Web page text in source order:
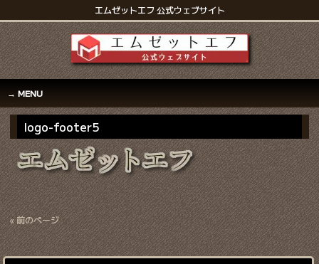
エムゼットエフ 公式ウェブサイト
MENU
logo-footer5
« 前のページ